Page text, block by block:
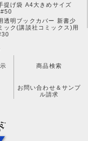
提げ袋 A4大きめサイズ
透明ブックカバー 新書少
ック(講談社コミックス)用
商品検索
お問い合わせ＆サンプ
ル請求